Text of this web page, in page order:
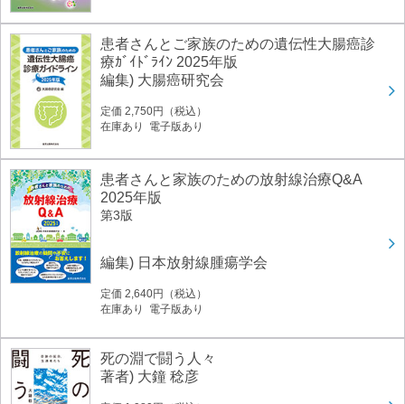
患者さんとご家族のための遺伝性大腸癌診
療ｶﾞｲﾄﾞﾗｲﾝ 2025年版
編集) 大腸癌研究会
定価 2,750円（税込）
在庫あり 電子版あり
患者さんと家族のための放射線治療Q&A
2025年版
第3版
編集) 日本放射線腫瘍学会
定価 2,640円（税込）
在庫あり 電子版あり
死の淵で闘う人々
著者) 大鐘 稔彦